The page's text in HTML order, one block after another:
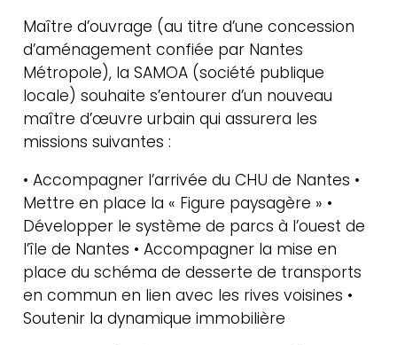
Maître d’ouvrage (au titre d’une concession
d’aménagement confiée par Nantes
Métropole), la SAMOA (société publique
locale) souhaite s’entourer d’un nouveau
maître d’œuvre urbain qui assurera les
missions suivantes :
• Accompagner l’arrivée du CHU de Nantes •
Mettre en place la « Figure paysagère » •
Développer le système de parcs à l’ouest de
l’île de Nantes • Accompagner la mise en
place du schéma de desserte de transports
en commun en lien avec les rives voisines •
Soutenir la dynamique immobilière